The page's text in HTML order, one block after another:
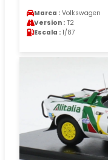
Marca : Volkswagen
Version : T2
Escala : 1/87